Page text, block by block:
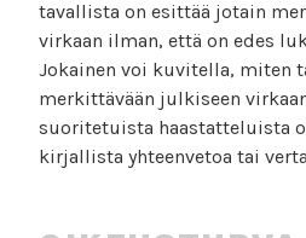
tavallista on esittää jotain
virkaan ilman, että on edes
Jokainen voi kuvitella, miten
merkittävään julkiseen
suoritetuista haastatteluista
kirjallista yhteenvetoa tai